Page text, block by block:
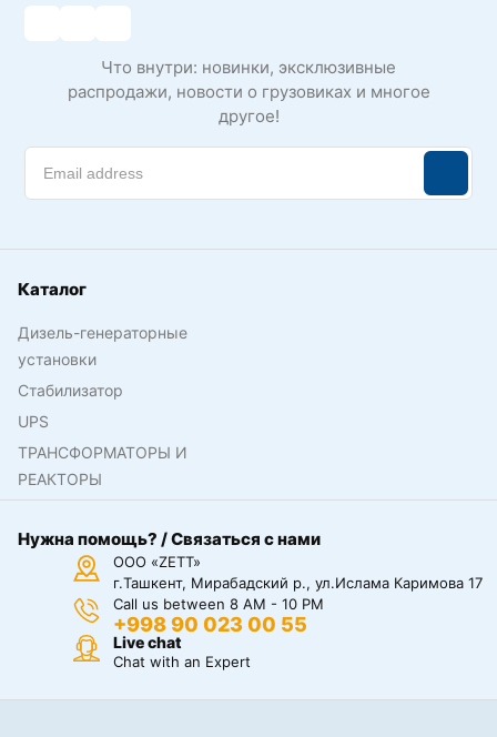
Что внутри: новинки, эксклюзивные
распродажи, новости о грузовиках и многое
другое!
Каталог
Дизель-генераторные
установки
Стабилизатор
UPS
ТРАНСФОРМАТОРЫ И
РЕАКТОРЫ
Нужна помощь? / Связаться с нами
ООО «ZETT»
г.Ташкент, Мирабадский р., ул.Ислама Каримова 17
Call us between 8 AM - 10 PM
+998 90 023 00 55
Live chat
Chat with an Expert